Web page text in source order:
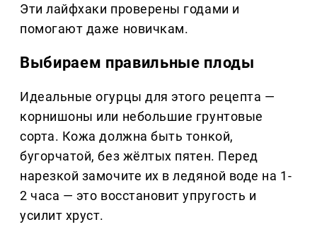
Эти лайфхаки проверены годами и
помогают даже новичкам.
Выбираем правильные плоды
Идеальные огурцы для этого рецепта —
корнишоны или небольшие грунтовые
сорта. Кожа должна быть тонкой,
бугорчатой, без жёлтых пятен. Перед
нарезкой замочите их в ледяной воде на 1-
2 часа — это восстановит упругость и
усилит хруст.